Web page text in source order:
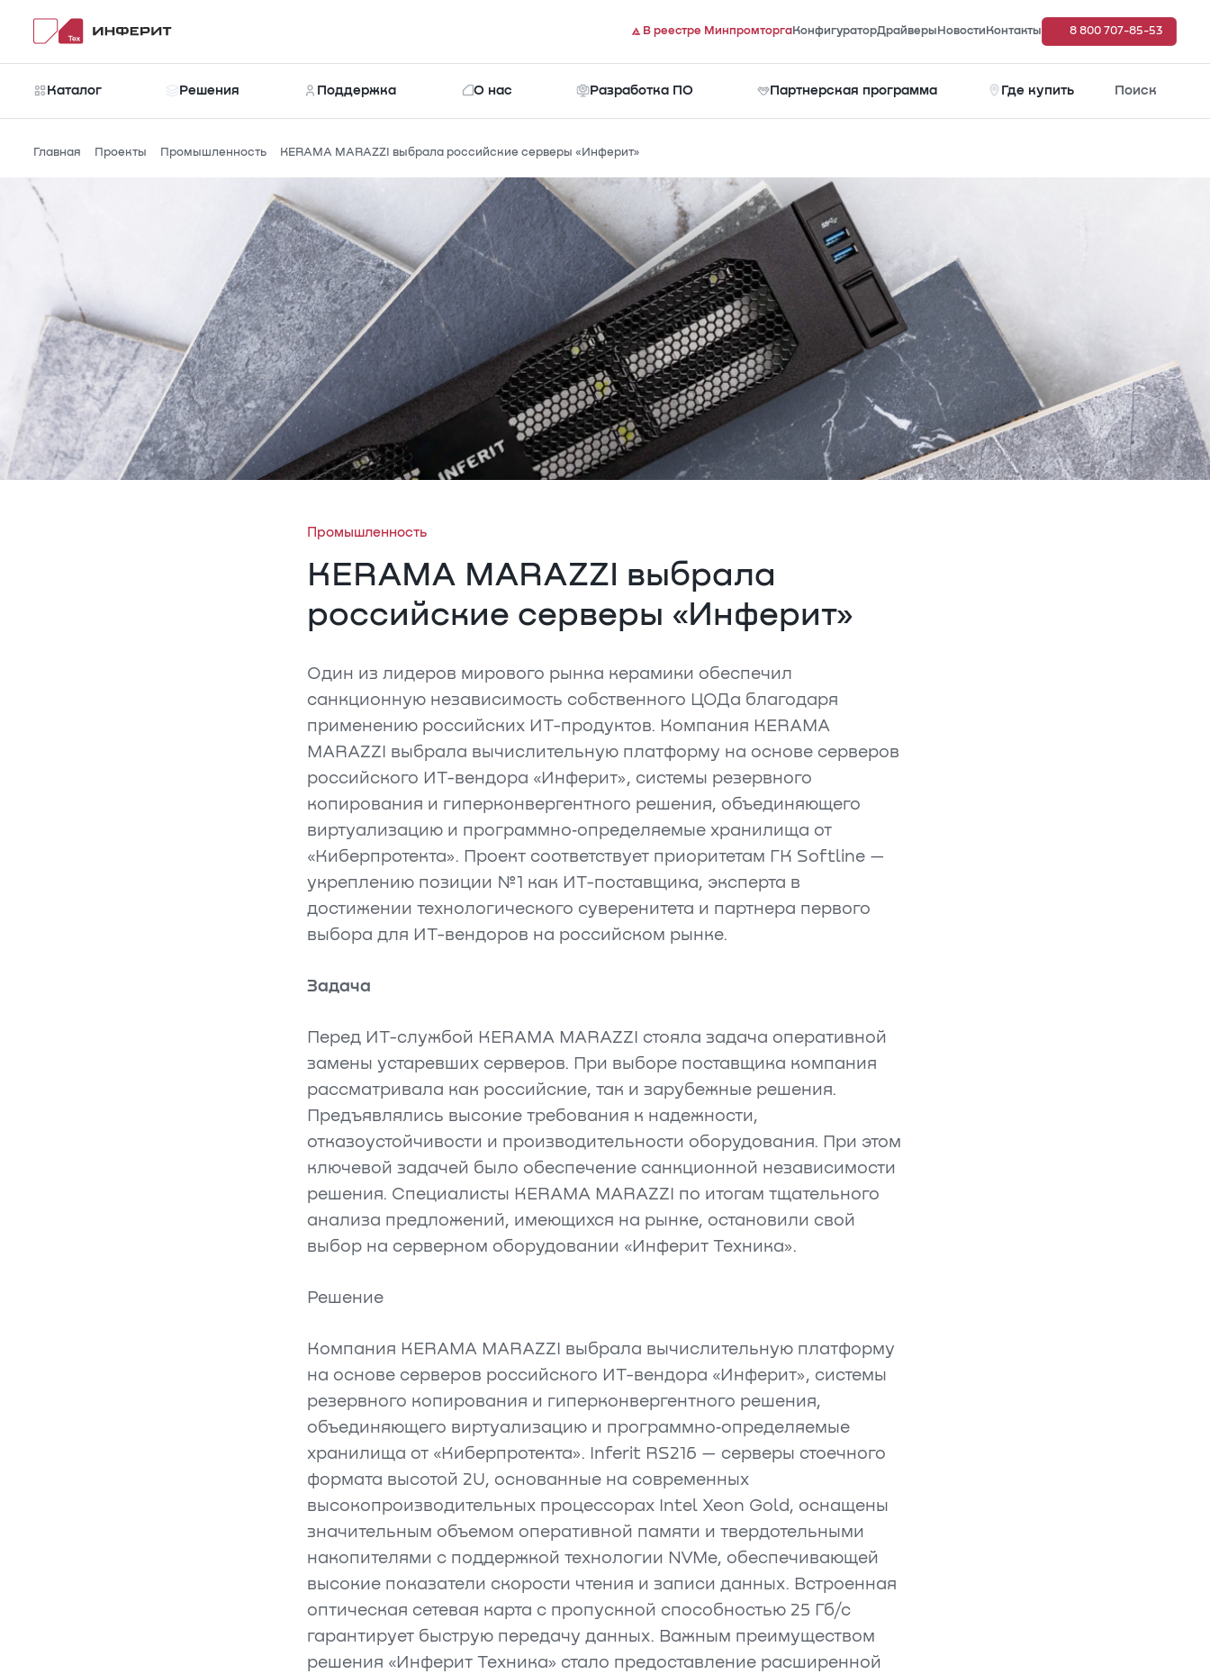
В реестре МинпромторгаКонфигураторДрайверы Новости Контакты 8 800 707-85-53
Каталог Решения Поддержка О нас Разработка ПО Партнерская программа Где купить Поиск
Рубрики Каталог
Главная Проекты Промышленность KERAMA MARAZZI выбрала российские серверы «Инферит»
Промышленность
KERAMA MARAZZI выбрала
российские серверы «Инферит»
Один из лидеров мирового рынка керамики обеспечил
санкционную независимость собственного ЦОДа благодаря
применению российских ИТ-продуктов. Компания KERAMA
MARAZZI выбрала вычислительную платформу на основе серверов
российского ИТ-вендора «Инферит», системы резервного
копирования и гиперконвергентного решения, объединяющего
виртуализацию и программно‑определяемые хранилища от
«Киберпротекта». Проект соответствует приоритетам ГК Softline —
укреплению позиции №1 как ИТ-поставщика, эксперта в
достижении технологического суверенитета и партнера первого
выбора для ИТ-вендоров на российском рынке.
Задача
Перед ИТ-службой KERAMA MARAZZI стояла задача оперативной
замены устаревших серверов. При выборе поставщика компания
рассматривала как российские, так и зарубежные решения.
Предъявлялись высокие требования к надежности,
отказоустойчивости и производительности оборудования. При этом
ключевой задачей было обеспечение санкционной независимости
решения. Специалисты KERAMA MARAZZI по итогам тщательного
анализа предложений, имеющихся на рынке, остановили свой
выбор на серверном оборудовании «Инферит Техника».
Решение
Компания KERAMA MARAZZI выбрала вычислительную платформу
на основе серверов российского ИТ-вендора «Инферит», системы
резервного копирования и гиперконвергентного решения,
объединяющего виртуализацию и программно‑определяемые
хранилища от «Киберпротекта». Inferit RS216 — серверы стоечного
формата высотой 2U, основанные на современных
высокопроизводительных процессорах Intel Xeon Gold, оснащены
значительным объемом оперативной памяти и твердотельными
накопителями с поддержкой технологии NVMe, обеспечивающей
высокие показатели скорости чтения и записи данных. Встроенная
оптическая сетевая карта с пропускной способностью 25 Гб/с
гарантирует быструю передачу данных. Важным преимуществом
решения «Инферит Техника» стало предоставление расширенной